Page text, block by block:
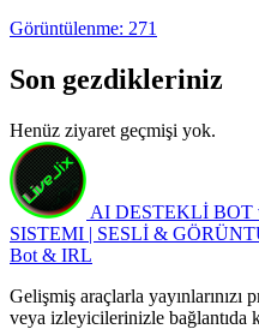
Görüntülenme: 271
Son gezdikleriniz
Henüz ziyaret geçmişi yok.
AI DESTEKLİ BOT
SISTEMI | SESLİ &
Bot & IRL
Gelişmiş araçlarla yayınlarınızı
veya izleyicilerinizle bağlantıda